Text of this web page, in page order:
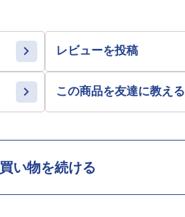
レビューを投稿
この商品を友達に教える
買い物を続ける